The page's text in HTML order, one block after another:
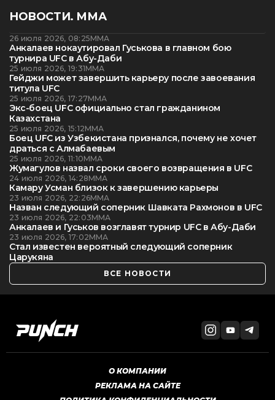
НОВОСТИ. ММА
26 июля 2026, 08:25ММА
Анкалаев нокаутировал Гуськова в главном бою
турнира UFC в Абу-Даби
25 июля 2026, 19:31ММА
Гейджи может завершить карьеру после завоевания
титула UFC
25 июля 2026, 17:27ММА
Экс-боец UFC официально стал гражданином
Казахстана
25 июля 2026, 15:12ММА
Боец UFC из Узбекистана признался, почему не хочет
драться с Алмабаевым
25 июля 2026, 11:10ММА
Жумагулов назвал сроки своего возвращения в UFC
24 июля 2026, 14:28ММА
Камару Усман близок к завершению карьеры
23 июля 2026, 22:26ММА
Назван следующий соперник Шавката Рахмонов в UFC
23 июля 2026, 22:03ММА
Анкалаев и Гуськов возглавят турнир UFC в Абу-Даби
23 июля 2026, 17:02ММА
Стал известен вероятный следующий соперник
Царукяна
ВСЕ НОВОСТИ
О КОМПАНИИ
РЕКЛАМА НА САЙТЕ